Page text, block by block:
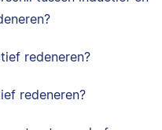
redeneren?
redeneren?